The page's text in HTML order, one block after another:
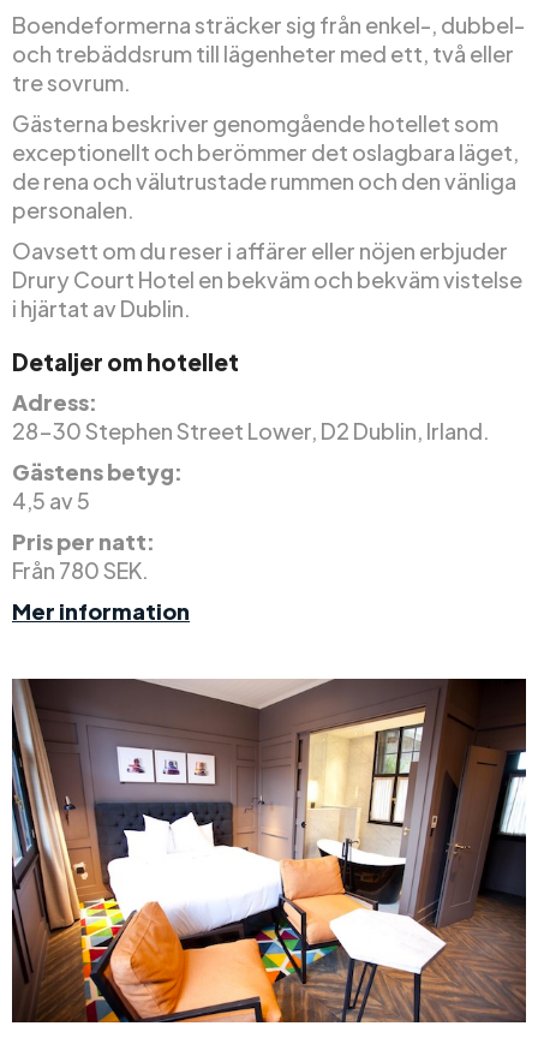
Boendeformerna sträcker sig från enkel-, dubbel-
och trebäddsrum till lägenheter med ett, två eller
tre sovrum.
Gästerna beskriver genomgående hotellet som
exceptionellt och berömmer det oslagbara läget,
de rena och välutrustade rummen och den vänliga
personalen.
Oavsett om du reser i affärer eller nöjen erbjuder
Drury Court Hotel en bekväm och bekväm vistelse
i hjärtat av Dublin.
Detaljer om hotellet
Adress:
28-30 Stephen Street Lower, D2 Dublin, Irland.
Gästens betyg:
4,5 av 5
Pris per natt:
Från 780 SEK.
Mer information